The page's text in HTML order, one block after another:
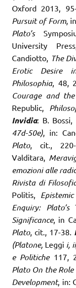
Oxford 2013,
Pursuit of Form,
Plato’s
University
Candiotto, The
Erotic Desire
Philosophia, 48,
Courage and
Republic,
Invidia: B. Bossi,
47d-50e), in:
Plato, cit.,
Valditara,
emozioni alle
Rivista di
Politis,
Enquiry: Plato’s
Significance, in
Plato, cit., 17-38.
(Platone, Leggi i,
e Politiche 117,
Plato On the
Development, in: